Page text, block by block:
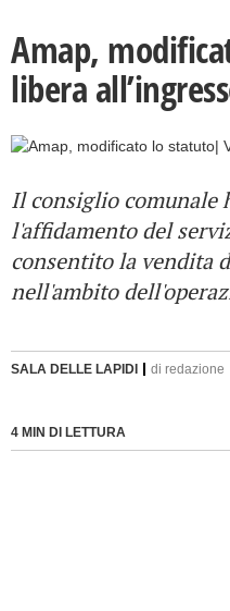
Amap,
libera
Il consiglio comunale
l'affidamento del
consentito la vendita
nell'ambito
SALA DELLE LAPIDI di redazione
4 MIN DI LETTURA